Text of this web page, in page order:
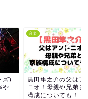
ズ)
や
音楽
黒田隼之介の父はア
ニオ！母親や兄弟と
構成についても！